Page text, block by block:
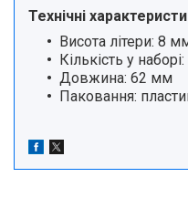
Технічні
Висота літери: 8
Кількість у
Довжина: 62 мм
Паковання: